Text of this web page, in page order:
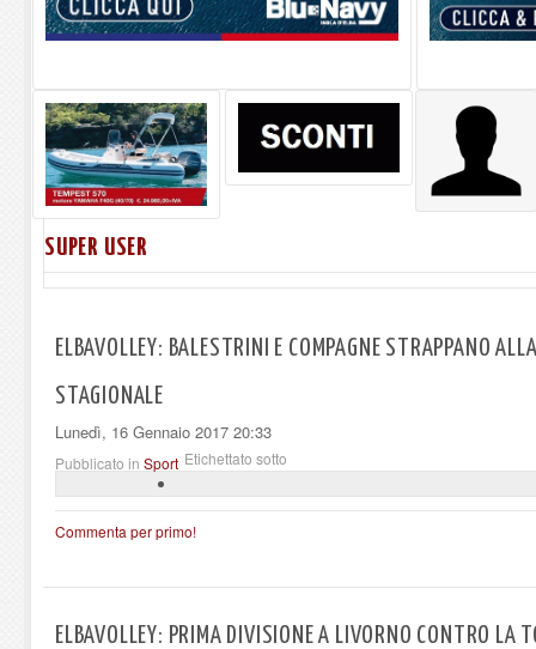
SUPER USER
ELBAVOLLEY: BALESTRINI E COMPAGNE STRAPPANO
STAGIONALE
Lunedì, 16 Gennaio 2017 20:33
Pubblicato in Sport Etichettato sotto
Commenta per primo!
ELBAVOLLEY: PRIMA DIVISIONE A LIVORNO CONTRO LA